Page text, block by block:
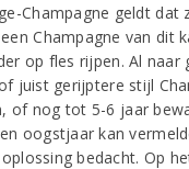
Champagne geldt dat
Champagne van dit
op fles rijpen. Al naar
juist gerijptere stijl
of nog tot 5-6 jaar
oogstjaar kan
bedacht. Op